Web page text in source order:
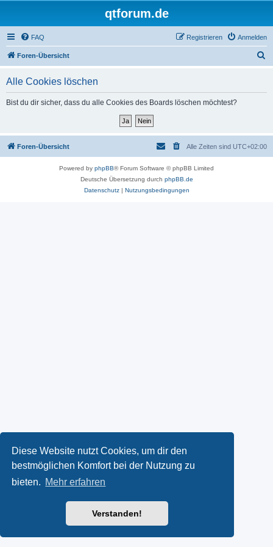
Diese Website nutzt Cookies, um dir den
bestmöglichen Komfort bei der Nutzung zu
bieten. Mehr erfahren
Verstanden!
qtforum.de
FAQ Anmelden
Registrieren
Foren-Übersicht
Alle Cookies löschen
Bist du dir sicher, dass du alle Cookies des Boards löschen möchtest?
Foren-Übersicht Alle Zeiten sind UTC+02:00
Powered by phpBB® Forum Software © phpBB Limited
Deutsche Übersetzung durch phpBB.de
Datenschutz| Nutzungsbedingungen